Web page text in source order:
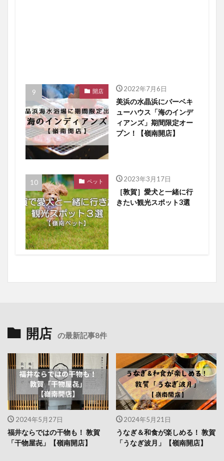
開店 2022年7月6日
美浜の水晶浜にバーベキ
ューハウス「海のインデ
ィアンズ」期間限定オー
プン！【嶺南開店】
ペット 2023年3月17日
［敦賀］愛犬と一緒に行
きたい観光スポット3選
開店 の最新記事8件
2024年5月27日
福井ならではの干物も！ 敦賀
「干物屋㐂」【嶺南開店】
2024年5月21日
うなぎ＆和食が楽しめる！ 敦賀
「うなぎ波月」【嶺南開店】